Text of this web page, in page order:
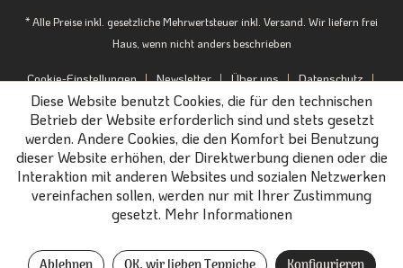
* Alle Preise inkl. gesetzliche Mehrwertsteuer inkl. Versand. Wir liefern frei
Haus, wenn nicht anders beschrieben
Cookie-Einstellungen Newsletter Über uns
Datenschutz
Impressum
B2B-Portal
Diese Website benutzt Cookies, die für den technischen
Betrieb der Website erforderlich sind und stets gesetzt
werden. Andere Cookies, die den Komfort bei Benutzung
dieser Website erhöhen, der Direktwerbung dienen oder die
Interaktion mit anderen Websites und sozialen Netzwerken
vereinfachen sollen, werden nur mit Ihrer Zustimmung
gesetzt. Mehr Informationen